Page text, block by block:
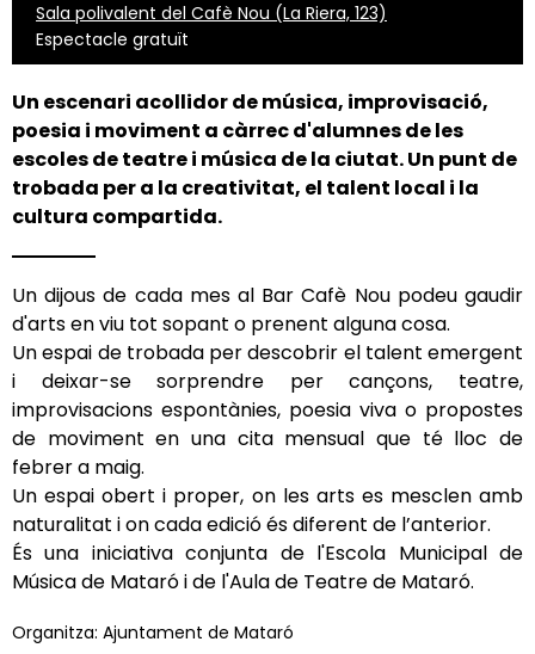
Sala polivalent del Cafè Nou (La Riera, 123)
Espectacle gratuït
Un escenari acollidor demúsica, improvisació,
poesia i moviment a càrrec d'alumnes de les
escoles de teatre i música de la ciutat.Un punt de
trobada per a la creativitat, el talent local i la
cultura compartida.
Un dijous de cada mes al Bar Cafè Nou podeu gaudir
d'arts en viu tot sopant o prenent alguna cosa.
Un espai de trobada per descobrir el talent emergent
i deixar-se sorprendre per cançons, teatre,
improvisacions espontànies, poesia viva o propostes
de moviment en una cita mensual que té lloc de
febrer a maig.
Un espai obert i proper, on les arts es mesclen amb
naturalitat i on cada edició és diferent de l’anterior.
És una iniciativa conjunta de l'Escola Municipal de
Música de Mataró i de l'Aula de Teatre de Mataró.
Organitza: Ajuntament de Mataró